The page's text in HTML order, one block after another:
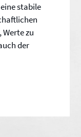
stabile
zu
der